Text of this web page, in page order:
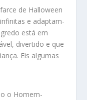
de Halloween
e adaptam-
está em
divertido e que
Eis algumas
o Homem-